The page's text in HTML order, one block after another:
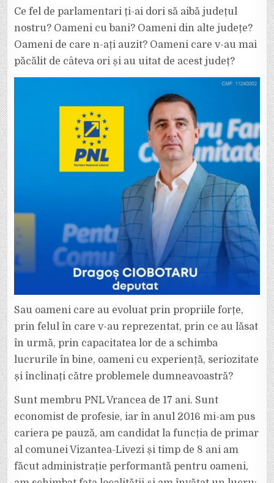
Ce fel de parlamentari ți-ai dori să aibă județul
nostru? Oameni cu bani? Oameni din alte județe?
Oameni de care n-ați auzit? Oameni care v-au mai
păcălit de câteva ori și au uitat de acest județ?
Sau oameni care au evoluat prin propriile forțe,
prin felul în care v-au reprezentat, prin ce au lăsat
în urmă, prin capacitatea lor de a schimba
lucrurile în bine, oameni cu experiență, seriozitate
și înclinați către problemele dumneavoastră?
Sunt membru PNL Vrancea de 17 ani. Sunt
economist de profesie, iar în anul 2016 mi-am pus
cariera pe pauză, am candidat la funcția de primar
al comunei Vizantea-Livezi și timp de 8 ani am
făcut administrație performantă pentru oameni,